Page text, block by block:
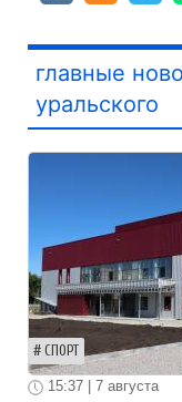
главные
уральского
СПОРТ
15:37 | 7 августа